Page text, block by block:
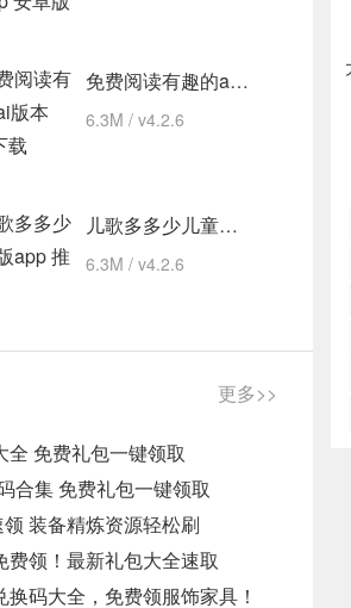
免费阅读有趣的ai版本 app下载
6.3M / v4.2.6
儿歌多多少儿童版app 推荐
6.3M / v4.2.6
更多>>
免费礼包一键领取
合集 免费礼包一键领取
装备精炼资源轻松刷
领！最新礼包大全速取
码大全，免费领服饰家具！